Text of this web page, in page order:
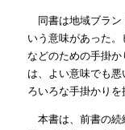
同書は地域ブラ
いう意味があった
などのための手掛
は、よい意味でも
ろいろな手掛かりを
本書は、前書の